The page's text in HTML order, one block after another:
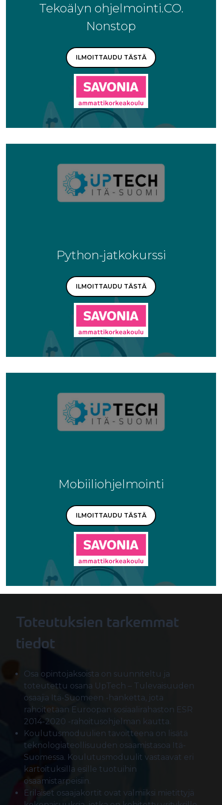
Tekoälyn ohjelmointi.CO.
Nonstop
ILMOITTAUDU TÄSTÄ
Python-jatkokurssi
ILMOITTAUDU TÄSTÄ
Mobiiliohjelmointi
ILMOITTAUDU TÄSTÄ
Toteutuksien tarkemmat
tiedot
Osa opintojaksoista on suunniteltu ja
toteutettu osana UpTech – Tulevaisuuden
osaajia Itä-Suomeen -hanketta, jota
rahoitetaan Euroopan sosiaalirahaston ESR
2014-2020 -rahoitusohjelman kautta.
Koulutusmoduulien tavoitteena on lisätä
teknologiateollisuuden osaamistasoa Itä-
Suomessa. Koulutusmoduulit vastaavat eri
kartoituksilla esille tuotuihin
osaamistarpeisiin.
Erilaiset osaajakortit ovat valmiiksi mietittyjä